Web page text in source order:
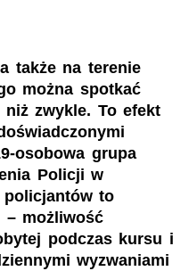
także na terenie
można spotkać
zwykle. To efekt
osobowa grupa
Policji w
policjantów to
– możliwość
podczas kursu i
wyzwaniami